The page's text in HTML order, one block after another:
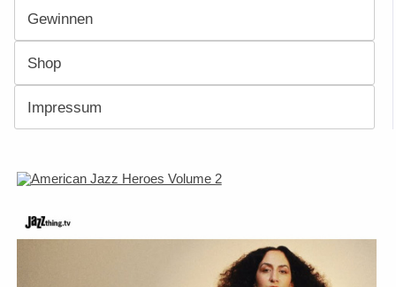
Gewinnen
Shop
Impressum